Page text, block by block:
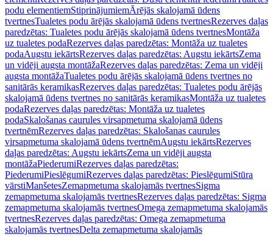
podu elementiemStiprinājumiemĀrējās skalojamā ūdens
tvertnesTualetes podu ārējās skalojamā ūdens tvertnesRezerves daļas
paredzētas: Tualetes podu ārējās skalojamā ūdens tvertnesMontāža
uz tualetes podaRezerves daļas paredzētas: Montāža uz tualetes
podaAugstu iekārtsRezerves daļas paredzētas: Augstu iekārtsZema
un vidēji augsta montāžaRezerves daļas paredzētas: Zema un vidēji
augsta montāžaTualetes podu ārējās skalojamā ūdens tvertnes no
sanitārās keramikasRezerves daļas paredzētas: Tualetes podu ārējās
skalojamā ūdens tvertnes no sanitārās keramikasMontāža uz tualetes
podaRezerves daļas paredzētas: Montāža uz tualetes
podaSkalošanas caurules virsapmetuma skalojamā ūdens
tvertnēmRezerves daļas paredzētas: Skalošanas caurules
virsapmetuma skalojamā ūdens tvertnēmAugstu iekārtsRezerves
daļas paredzētas: Augstu iekārtsZema un vidēji augsta
montāžaPiederumiRezerves daļas paredzētas:
PiederumiPieslēgumiRezerves daļas paredzētas: PieslēgumiStūra
vārstiManšetesZemapmetuma skalojamās tvertnesSigma
zemapmetuma skalojamās tvertnesRezerves daļas paredzētas: Sigma
zemapmetuma skalojamās tvertnesOmega zemapmetuma skalojamās
tvertnesRezerves daļas paredzētas: Omega zemapmetuma
skalojamās tvertnesDelta zemapmetuma skalojamās